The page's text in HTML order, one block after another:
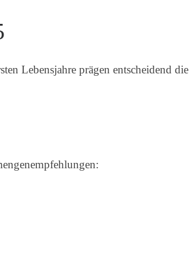
Lebensjahre prägen entscheidend die